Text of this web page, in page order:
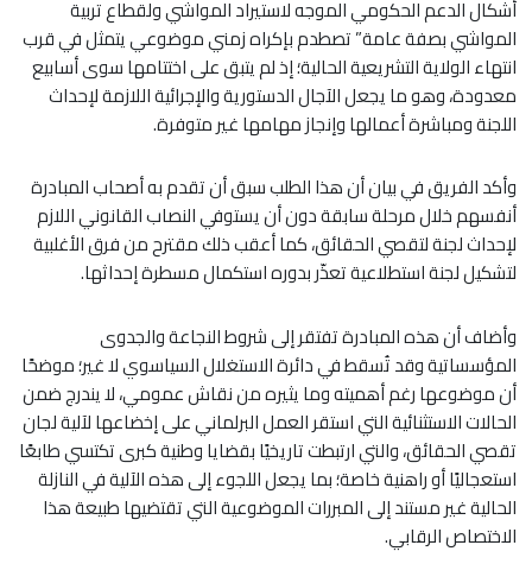
أشكال الدعم الحكومي الموجه لاستيراد المواشي ولقطاع تربية
المواشي بصفة عامة” تصطدم بإكراه زمني موضوعي يتمثل في قرب
انتهاء الولاية التشريعية الحالية؛ إذ لم يتبق على اختتامها سوى أسابيع
معدودة، وهو ما يجعل الآجال الدستورية والإجرائية اللازمة لإحداث
اللجنة ومباشرة أعمالها وإنجاز مهامها غير متوفرة.
وأكد الفريق في بيان أن هذا الطلب سبق أن تقدم به أصحاب المبادرة
أنفسهم خلال مرحلة سابقة دون أن يستوفي النصاب القانوني اللازم
لإحداث لجنة لتقصي الحقائق، كما أعقب ذلك مقترح من فرق الأغلبية
لتشكيل لجنة استطلاعية تعذّر بدوره استكمال مسطرة إحداثها.
وأضاف أن هذه المبادرة تفتقر إلى شروط النجاعة والجدوى
المؤسساتية وقد تُسقط في دائرة الاستغلال السياسوي لا غير؛ موضحًا
أن موضوعها رغم أهميته وما يثيره من نقاش عمومي، لا يندرج ضمن
الحالات الاستثنائية التي استقر العمل البرلماني على إخضاعها لآلية لجان
تقصي الحقائق، والتي ارتبطت تاريخيًا بقضايا وطنية كبرى تكتسي طابعًا
استعجاليًا أو راهنية خاصة؛ بما يجعل اللجوء إلى هذه الآلية في النازلة
الحالية غير مستند إلى المبررات الموضوعية التي تقتضيها طبيعة هذا
الاختصاص الرقابي.